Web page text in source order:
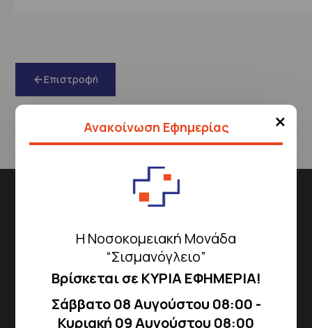
×
Ανακοίνωση Εφημερίας
Η Νοσοκομειακή Μονάδα
“Σισμανόγλειο”
Βρίσκεται σε ΚΥΡΙΑ ΕΦΗΜΕΡΙΑ!
Σάββατο 08 Αυγούστου 08:00 -
Κυριακή 09 Αυγούστου 08:00
Επιστροφή
Διεύθυνση
Σισμανόγλειου 1,
Μαρούσι 151 26,Χάρτης
Περιοχής
Πως να έρθετε με ΜΜΜ